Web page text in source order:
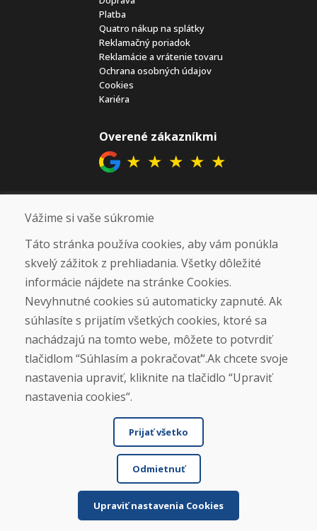
Platba
Quatro nákup na splátky
Reklamačný poriadok
Reklamácie a vrátenie tovaru
Ochrana osobných údajov
Cookies
Kariéra
Overené zákazníkmi
★ ★ ★ ★ ★
Otváracie hodiny
ZIMNÁ SEZÓNA 2025/2026 JE
UKONČENÁ. ĎAKUJEME VÁM ZA
PRIAZEŇ A TEŠÍME SA NA VÁS OPÄŤ
OD 14. 9. 2026.
Nájsť na Google mape
Vážime si vaše súkromie
Táto stránka používa cookies, aby vám ponúkla
skvelý zážitok z prehliadania. Všetky dôležité
informácie nájdete na stránke Cookies.
Nevyhnutné cookies sú automaticky zapnuté. Ak
súhlasíte s prijatím všetkých cookies, ktoré sa
nachádzajú na tomto webe, môžete to potvrdiť
tlačidlom “Súhlasím a pokračovať“.Ak chcete svoje
nastavenia upraviť, kliknite na tlačidlo “Upraviť
nastavenia cookies“.
Prijať všetko
Odmietnuť
Upraviť nastavenia Cookies